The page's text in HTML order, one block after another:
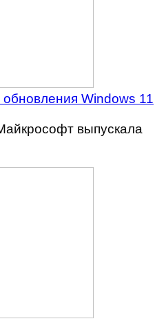
Windows 11
выпускала